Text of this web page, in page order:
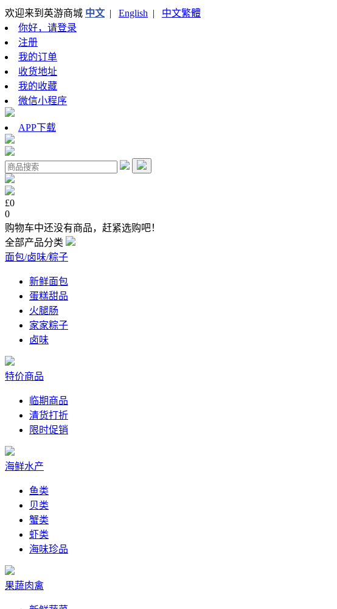
欢迎来到英游商城 中文 | English | 中文繁體
你好，请登录
注册
我的订单
收货地址
我的收藏
微信小程序
APP下载
£0
0
购物车中还没有商品，赶紧选购吧！
全部产品分类
面包/卤味/粽子
新鲜面包
蛋糕甜品
火腿肠
家家粽子
卤味
特价商品
临期商品
清货打折
限时促销
海鲜水产
鱼类
贝类
蟹类
虾类
海味珍品
果蔬肉禽